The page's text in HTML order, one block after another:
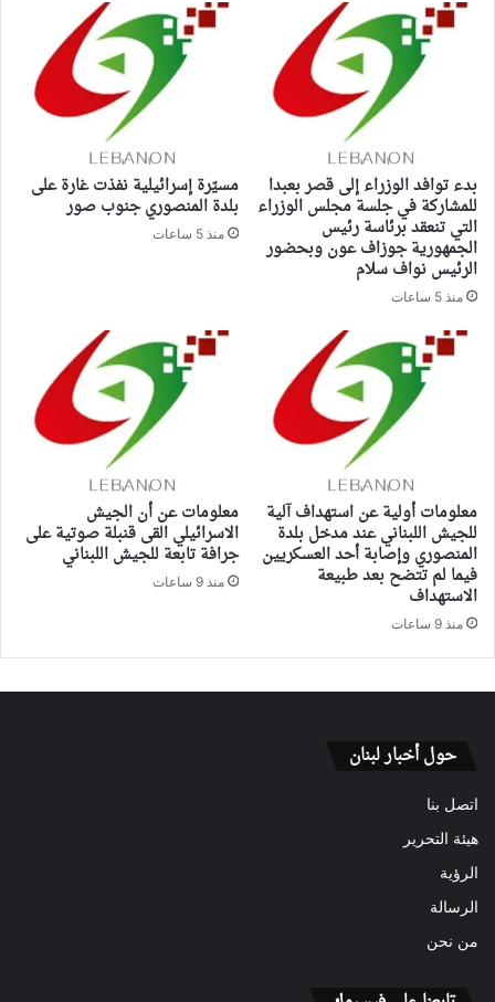
بدء توافد الوزراء إلى قصر بعبدا
للمشاركة في جلسة مجلس الوزراء
التي تنعقد برئاسة رئيس
الجمهورية جوزاف عون وبحضور
الرئيس نواف سلام
منذ 5 ساعات
مسيّرة إسرائيلية نفذت غارة على
بلدة المنصوري جنوب صور
منذ 5 ساعات
معلومات أولية عن استهداف آلية
للجيش اللبناني عند مدخل بلدة
المنصوري وإصابة أحد العسكريين
فيما لم تتضح بعد طبيعة
الاستهداف
منذ 9 ساعات
معلومات عن أن الجيش
الاسرائيلي القى قنبلة صوتية على
جرافة تابعة للجيش اللبناني
منذ 9 ساعات
حول أخبار لبنان
اتصل بنا
هيئة التحرير
الرؤية
الرسالة
من نحن